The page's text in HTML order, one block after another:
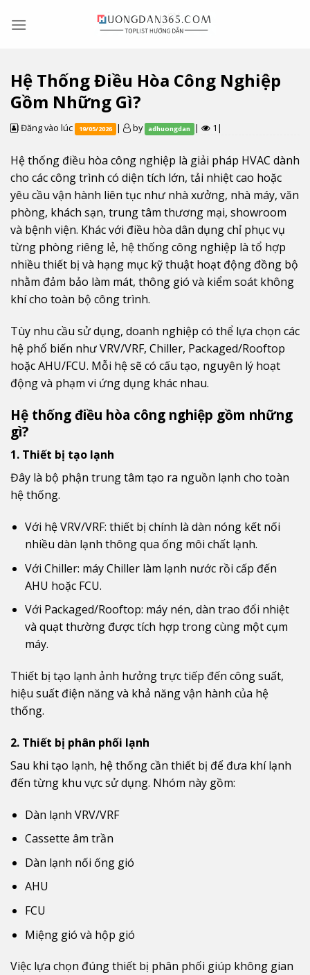
Hệ Thống Điều Hòa Công Nghiệp
Gồm Những Gì?
Đăng vào lúc 19/05/2026 | by adhuongdan | 1|
Hệ thống điều hòa công nghiệp là giải pháp HVAC dành
cho các công trình có diện tích lớn, tải nhiệt cao hoặc
yêu cầu vận hành liên tục như nhà xưởng, nhà máy, văn
phòng, khách sạn, trung tâm thương mại, showroom
và bệnh viện. Khác với điều hòa dân dụng chỉ phục vụ
từng phòng riêng lẻ, hệ thống công nghiệp là tổ hợp
nhiều thiết bị và hạng mục kỹ thuật hoạt động đồng bộ
nhằm đảm bảo làm mát, thông gió và kiểm soát không
khí cho toàn bộ công trình.
Tùy nhu cầu sử dụng, doanh nghiệp có thể lựa chọn các
hệ phổ biến như VRV/VRF, Chiller, Packaged/Rooftop
hoặc AHU/FCU. Mỗi hệ sẽ có cấu tạo, nguyên lý hoạt
động và phạm vi ứng dụng khác nhau.
Hệ thống điều hòa công nghiệp gồm những
gì?
1. Thiết bị tạo lạnh
Đây là bộ phận trung tâm tạo ra nguồn lạnh cho toàn
hệ thống.
Với hệ VRV/VRF: thiết bị chính là dàn nóng kết nối
nhiều dàn lạnh thông qua ống môi chất lạnh.
Với Chiller: máy Chiller làm lạnh nước rồi cấp đến
AHU hoặc FCU.
Với Packaged/Rooftop: máy nén, dàn trao đổi nhiệt
và quạt thường được tích hợp trong cùng một cụm
máy.
Thiết bị tạo lạnh ảnh hưởng trực tiếp đến công suất,
hiệu suất điện năng và khả năng vận hành của hệ
thống.
2. Thiết bị phân phối lạnh
Sau khi tạo lạnh, hệ thống cần thiết bị để đưa khí lạnh
đến từng khu vực sử dụng. Nhóm này gồm:
Dàn lạnh VRV/VRF
Cassette âm trần
Dàn lạnh nối ống gió
AHU
FCU
Miệng gió và hộp gió
Việc lựa chọn đúng thiết bị phân phối giúp không gian